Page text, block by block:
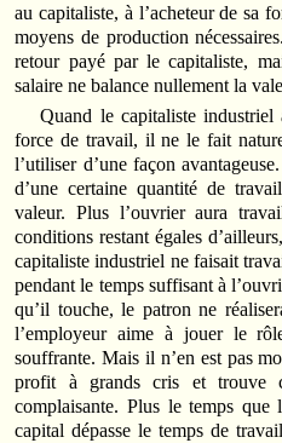
au capitaliste, à l’acheteur de sa
moyens de production
retour payé par le capitaliste,
salaire ne balance nullement la
Quand le capitaliste industriel
force de travail, il ne le fait
l’utiliser d’une façon
d’une certaine quantité de
valeur. Plus l’ouvrier aura
conditions restant égales
capitaliste industriel ne faisait
pendant le temps suffisant à
qu’il touche, le patron ne
l’employeur aime à jouer le
souffrante. Mais il n’en est pas
profit à grands cris et trouve
complaisante. Plus le temps que
capital dépasse le temps de